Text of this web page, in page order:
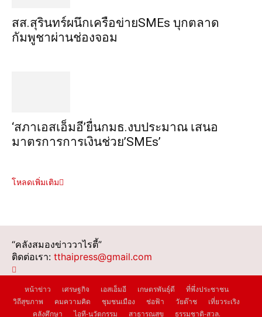
สส.สุรินทร์ผนึกเครือข่ายSMEs บุกตลาด
กัมพูชาผ่านช่องจอม
‘สภาเอสเอ็มอี’ยื่นกมธ.งบประมาณ เสนอ
มาตรการการเงินช่วย’SMEs’
โหลดเพิ่มเติม
“คลังสมองข่าววาไรตี้”
ติดต่อเรา: tthaipress@gmail.com
หน้าข่าว เศรษฐกิจ เอสเอ็มอี เกษตรพันธุ์ดี
ที่พึ่งประชาชน
วิถีสุขภาพ
คมความคิด ชุมชนเมือง ช่อฟ้า วัยต๊าช
เที่ยวระเริง
คลังศึกษา
ไอที-นวัตกรรม สาธารณสุข ธรรมชาติ-สวล.